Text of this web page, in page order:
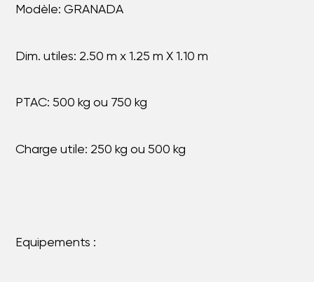
Modèle: GRANADA
Dim. utiles: 2.50 m x 1.25 m X 1.10 m
PTAC: 500 kg ou 750 kg
Charge utile: 250 kg ou 500 kg
Equipements :